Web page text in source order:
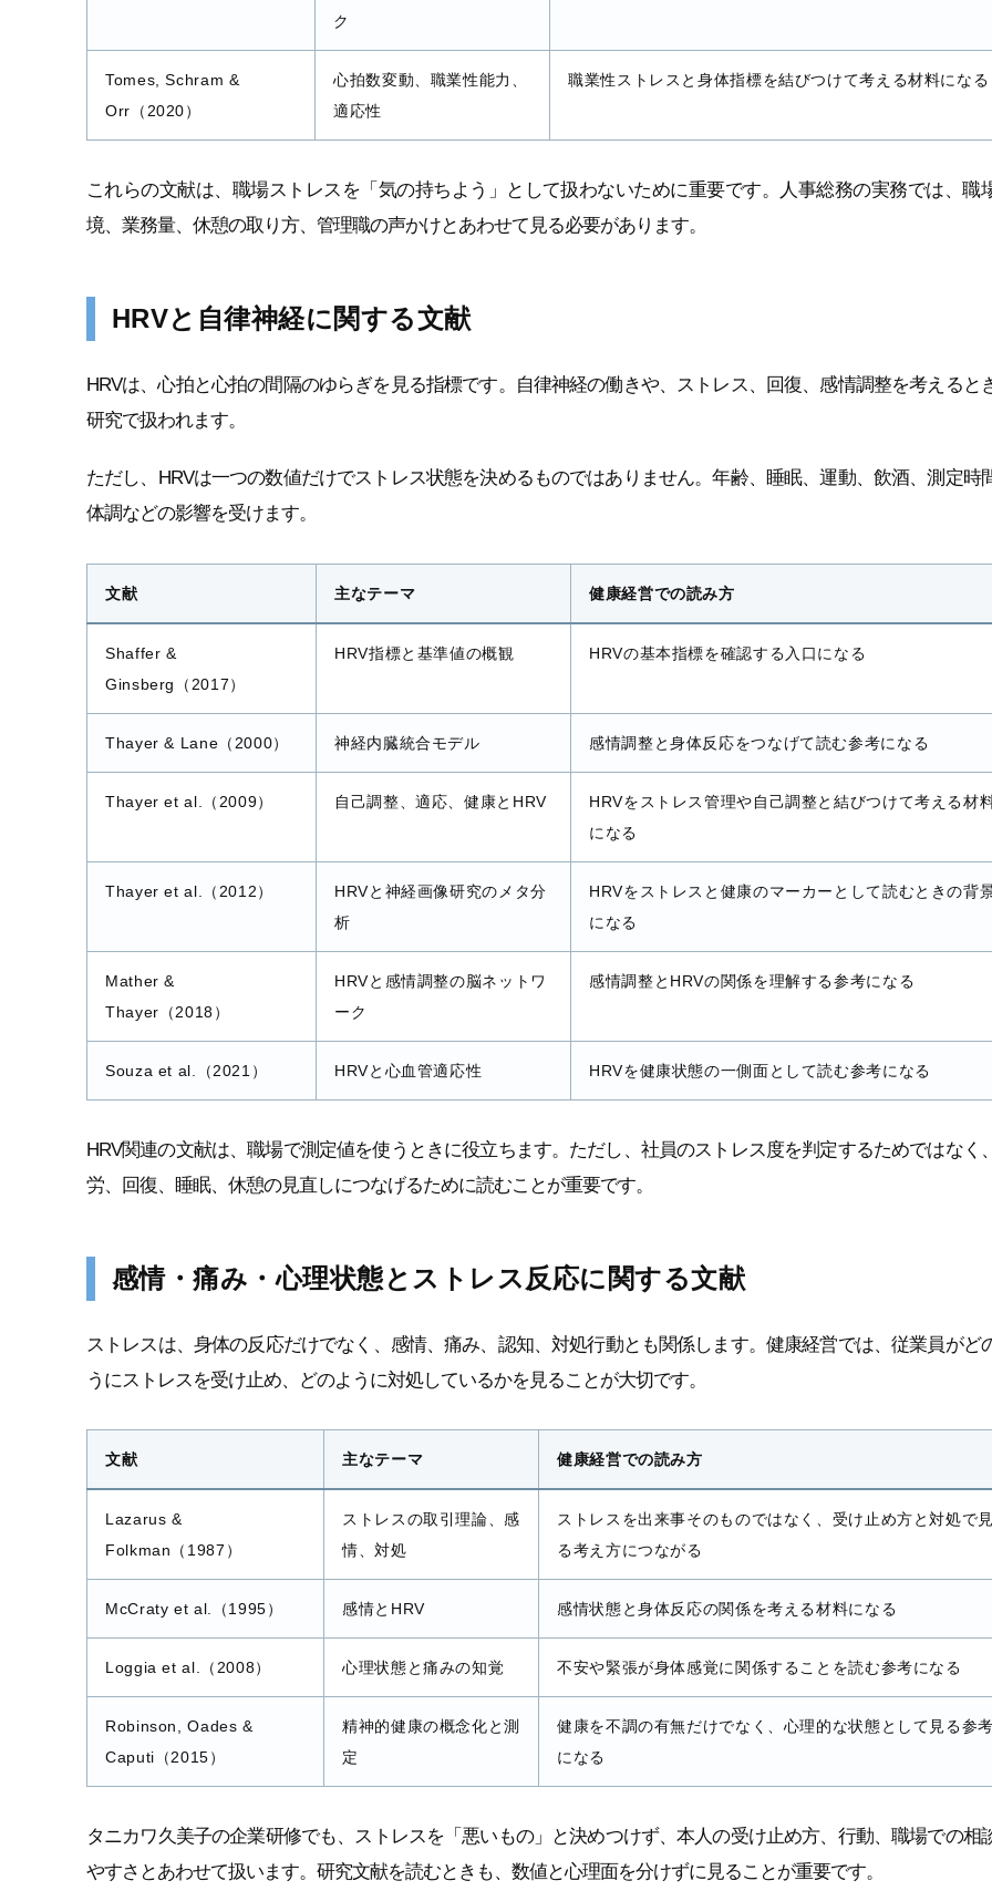
ク
Tomes, Schram &
Orr（2020）
心拍数変動、職業性能力、
適応性
職業性ストレスと身体指標を結びつけて考える材料になる
これらの文献は、職場ストレスを「気の持ちよう」として扱わないために重要です。人事総務の実務では、職
境、業務量、休憩の取り方、管理職の声かけとあわせて見る必要があります。
HRVと自律神経に関する文献
HRVは、心拍と心拍の間隔のゆらぎを見る指標です。自律神経の働きや、ストレス、回復、感情調整を考えると
研究で扱われます。
ただし、HRVは一つの数値だけでストレス状態を決めるものではありません。年齢、睡眠、運動、飲酒、測定時間
体調などの影響を受けます。
文献 主なテーマ 健康経営での読み方
Shaffer &
Ginsberg（2017）
HRV指標と基準値の概観 HRVの基本指標を確認する入口になる
Thayer & Lane（2000） 神経内臓統合モデル 感情調整と身体反応をつなげて読む参考になる
Thayer et al.（2009） 自己調整、適応、健康とHRV
HRVをストレス管理や自己調整と結びつけて考える材
になる
Thayer et al.（2012）
HRVと神経画像研究のメタ分
析
HRVをストレスと健康のマーカーとして読むときの背
になる
Mather &
Thayer（2018）
HRVと感情調整の脳ネットワ
ーク
感情調整とHRVの関係を理解する参考になる
Souza et al.（2021） HRVと心血管適応性 HRVを健康状態の一側面として読む参考になる
HRV関連の文献は、職場で測定値を使うときに役立ちます。ただし、社員のストレス度を判定するためではなく
労、回復、睡眠、休憩の見直しにつなげるために読むことが重要です。
感情・痛み・心理状態とストレス反応に関する文献
ストレスは、身体の反応だけでなく、感情、痛み、認知、対処行動とも関係します。健康経営では、従業員がど
うにストレスを受け止め、どのように対処しているかを見ることが大切です。
文献 主なテーマ 健康経営での読み方
Lazarus &
Folkman（1987）
ストレスの取引理論、感
情、対処
ストレスを出来事そのものではなく、受け止め方と対処で見
る考え方につながる
McCraty et al.（1995） 感情とHRV 感情状態と身体反応の関係を考える材料になる
Loggia et al.（2008） 心理状態と痛みの知覚 不安や緊張が身体感覚に関係することを読む参考になる
Robinson, Oades &
Caputi（2015）
精神的健康の概念化と測
定
健康を不調の有無だけでなく、心理的な状態として見る参考
になる
タニカワ久美子の企業研修でも、ストレスを「悪いもの」と決めつけず、本人の受け止め方、行動、職場での相
やすさとあわせて扱います。研究文献を読むときも、数値と心理面を分けずに見ることが重要です。